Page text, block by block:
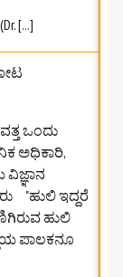
[...]
ಒಂದು
ಅಧಿಕಾರಿ,
ವಿಜ್ಞಾನ
"ಹುಲಿ ಇದ್ದರೆ
ಹುಲಿ
ಪಾಲಕನೂ